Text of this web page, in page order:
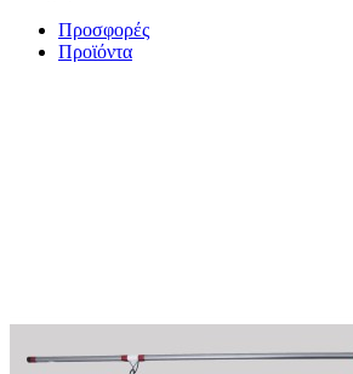
Προσφορές
Προϊόντα